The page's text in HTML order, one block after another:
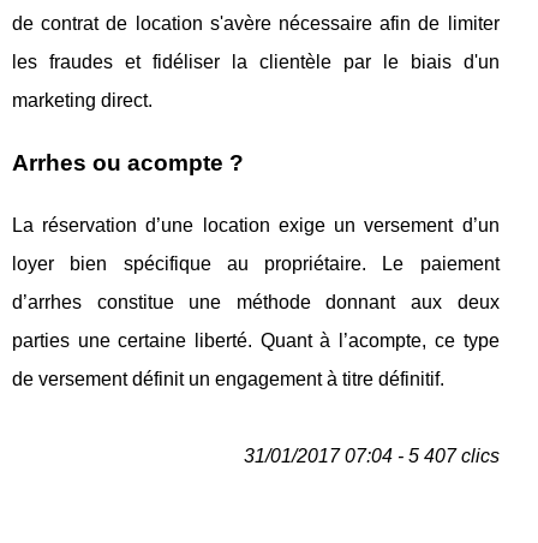
de contrat de location s'avère nécessaire afin de limiter
les fraudes et fidéliser la clientèle par le biais d'un
marketing direct.
Arrhes ou acompte ?
La réservation d’une location exige un versement d’un
loyer bien spécifique au propriétaire. Le paiement
d’arrhes constitue une méthode donnant aux deux
parties une certaine liberté. Quant à l’acompte, ce type
de versement définit un engagement à titre définitif.
31/01/2017 07:04 - 5 407 clics